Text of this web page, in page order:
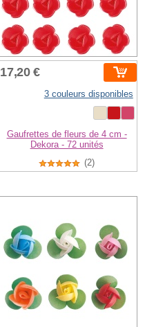
17,20 €
3 couleurs disponibles
Gaufrettes de fleurs de 4 cm -
Dekora - 72 unités
(2)